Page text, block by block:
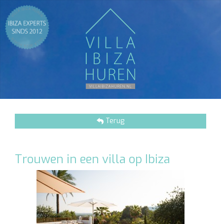
Terug
Trouwen in een villa op Ibiza